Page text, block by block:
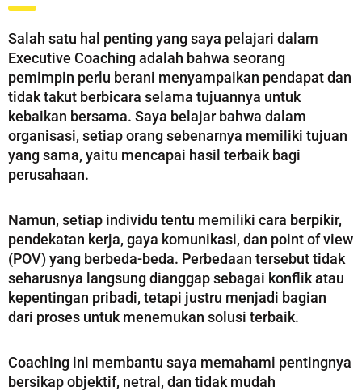
Salah satu hal penting yang saya pelajari dalam
Executive Coaching adalah bahwa seorang
pemimpin perlu berani menyampaikan pendapat dan
tidak takut berbicara selama tujuannya untuk
kebaikan bersama. Saya belajar bahwa dalam
organisasi, setiap orang sebenarnya memiliki tujuan
yang sama, yaitu mencapai hasil terbaik bagi
perusahaan.
Namun, setiap individu tentu memiliki cara berpikir,
pendekatan kerja, gaya komunikasi, dan point of view
(POV) yang berbeda-beda. Perbedaan tersebut tidak
seharusnya langsung dianggap sebagai konflik atau
kepentingan pribadi, tetapi justru menjadi bagian
dari proses untuk menemukan solusi terbaik.
Coaching ini membantu saya memahami pentingnya
bersikap objektif, netral, dan tidak mudah